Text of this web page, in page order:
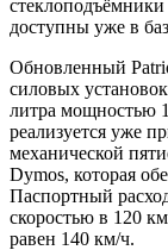
стеклоподъёмники
доступны уже в
Обновленный
силовых
литра мощностью
реализуется уже
механической
Dymos, которая
Паспортный
скоростью в 120
равен 140 км/ч.